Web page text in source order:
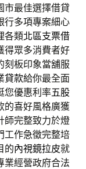
市最佳選擇借貸
行多項專案細心
各類北區支票借
得眾多消費者好
刻板印象當舖服
貸款給你最全面
您優惠利率五股
的喜好風格廣獲
師完整致力於燈
工作急徵完整培
的內視鏡拉皮就
業經營政府合法